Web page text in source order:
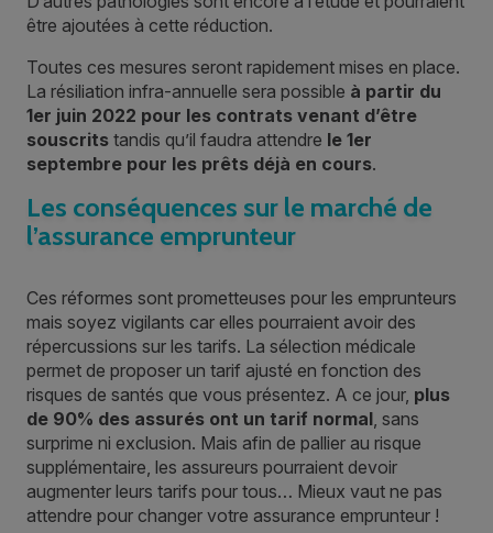
être ajoutées à cette réduction.
Toutes ces mesures seront rapidement mises en place.
La résiliation infra-annuelle sera possible à partir du
1er juin 2022 pour les contrats venant d’être
souscrits tandis qu’il faudra attendre le 1er
septembre pour les prêts déjà en cours.
Les conséquences sur le marché de
l’assurance emprunteur
Ces réformes sont prometteuses pour les emprunteurs
mais soyez vigilants car elles pourraient avoir des
répercussions sur les tarifs. La sélection médicale
permet de proposer un tarif ajusté en fonction des
risques de santés que vous présentez. A ce jour, plus
de 90% des assurés ont un tarif normal , sans
surprime ni exclusion. Mais afin de pallier au risque
supplémentaire, les assureurs pourraient devoir
augmenter leurs tarifs pour tous… Mieux vaut ne pas
attendre pour changer votre assurance emprunteur !